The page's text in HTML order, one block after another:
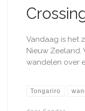
Vandaag is het
Nieuw Zeeland.
wandelen over
Tongariro